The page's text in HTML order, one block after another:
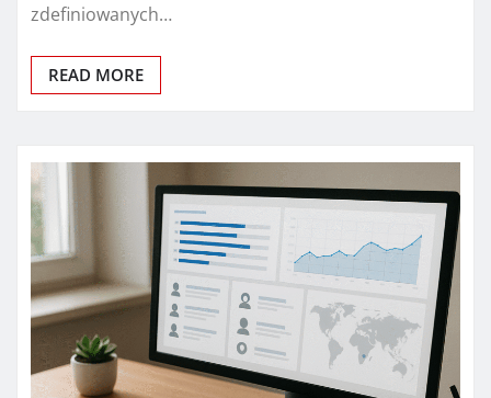
zdefiniowanych…
READ MORE